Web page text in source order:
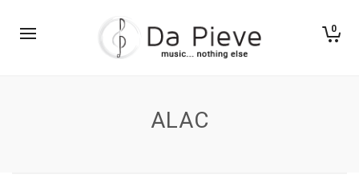
0
ALAC